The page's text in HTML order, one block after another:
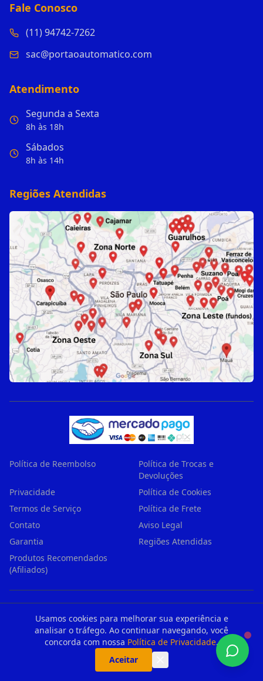
Usamos cookies para melhorar sua experiência e
analisar o tráfego. Ao continuar navegando, você
concorda com nossa Política de Privacidade.
Aceitar
Fale Conosco
(11) 94742-7262
sac@portaoautomatico.com
Atendimento
Segunda a Sexta
8h às 18h
Sábados
8h às 14h
Regiões Atendidas
Política de Reembolso
Política de Trocas e
Devoluções
Privacidade
Política de Cookies
Termos de Serviço
Política de Frete
Contato
Aviso Legal
Garantia
Regiões Atendidas
Produtos Recomendados
(Afiliados)
para o técnico mais próximo de sua residência
61.728.592 Roberto Policicio Junior— CNPJ: 61.728.592/0001-
57
Avenida Rudge, 979 — São Paulo/SP